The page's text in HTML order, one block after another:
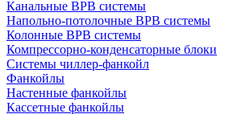
Канальные ВРВ системы
Напольно-потолочные ВРВ системы
Колонные ВРВ системы
Компрессорно-конденсаторные блоки
Системы чиллер-фанкойл
Фанкойлы
Настенные фанкойлы
Кассетные фанкойлы